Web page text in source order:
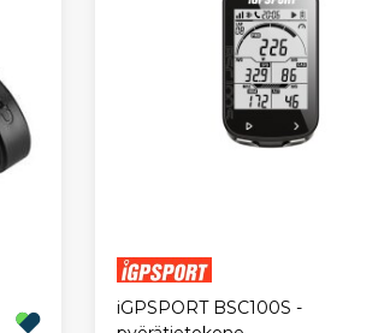
iGPSPORT BSC100S -